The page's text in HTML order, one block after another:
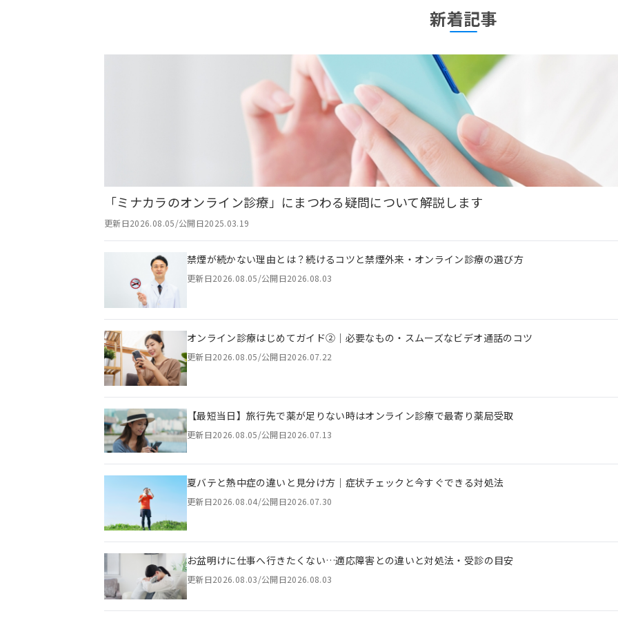
新着記事
「ミナカラのオンライン診療」にまつわる疑問について解説します
更新日2026.08.05/公開日2025.03.19
禁煙が続かない理由とは？続けるコツと禁煙外来・オンライン診療の選び方
更新日2026.08.05/公開日2026.08.03
オンライン診療はじめてガイド②｜必要なもの・スムーズなビデオ通話のコツ
更新日2026.08.05/公開日2026.07.22
【最短当日】旅行先で薬が足りない時はオンライン診療で最寄り薬局受取
更新日2026.08.05/公開日2026.07.13
夏バテと熱中症の違いと見分け方｜症状チェックと今すぐできる対処法
更新日2026.08.04/公開日2026.07.30
お盆明けに仕事へ行きたくない…適応障害との違いと対処法・受診の目安
更新日2026.08.03/公開日2026.08.03